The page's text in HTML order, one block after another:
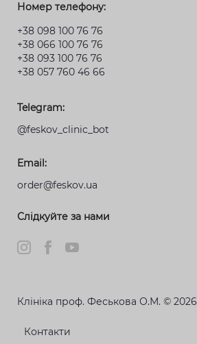
Номер телефону:
+38 098 100 76 76
+38 066 100 76 76
+38 093 100 76 76
+38 057 760 46 66
Telegram:
@feskov_clinic_bot
Email:
order@feskov.ua
Слідкуйте за нами
Клініка проф. Феськова О.М. © 2026
Контакти